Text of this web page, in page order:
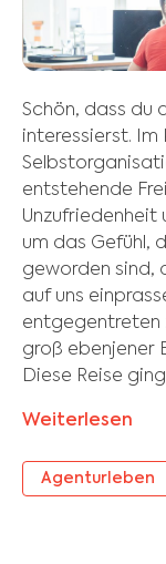
Schön, dass du
interessierst. Im
entstehende
Unzufriedenheit
um das Gefühl,
geworden sind,
auf uns
entgegentreten
groß ebenjener
Diese Reise
Weiterlesen
Agenturleben